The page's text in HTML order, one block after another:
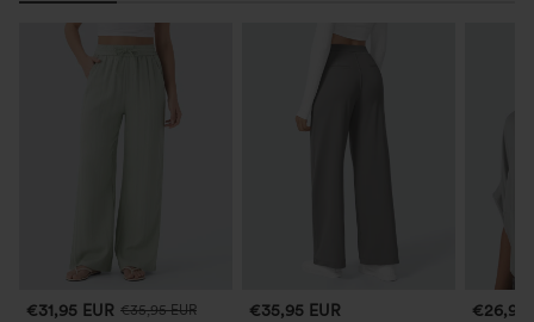
€31,95 EUR €35,95 EUR
€35,95 EUR €26,95